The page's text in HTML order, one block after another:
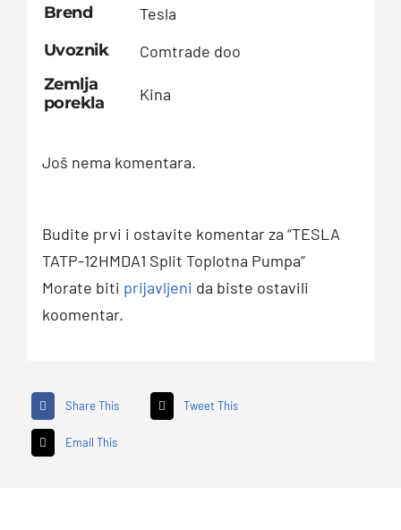
Brend
Tesla
Uvoznik
Comtrade doo
Zemlja
porekla
Kina
Još nema komentara.
Budite prvi i ostavite komentar za “TESLA
TATP-12HMDA1 Split Toplotna Pumpa”
Morate biti prijavljeni da biste ostavili
koomentar.
Share This Tweet This
Email This